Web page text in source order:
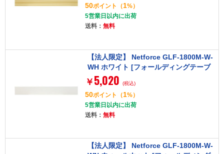
50ポイント （1%）
5営業日以内に出荷
送料： 無料
【法人限定】 Netforce GLF-1800M-W-
WH ホワイト [フォールディングテーブ
ル用幕板 (幅1800mm用)]
￥ 5,020 (税込)
50ポイント （1%）
5営業日以内に出荷
送料： 無料
【法人限定】 Netforce GLF-1800M-W-